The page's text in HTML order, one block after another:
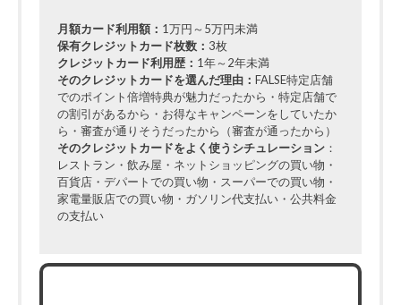
月額カード利用額： 1万円～5万円未満
保有クレジットカード枚数： 3枚
クレジットカード利用歴： 1年～2年未満
そのクレジットカードを選んだ理由：FALSE特定店舗
でのポイント倍増特典が魅力だったから・特定店舗で
の割引があるから・お得なキャンペーンをしていたか
ら・審査が通りそうだったから（審査が通ったから）
そのクレジットカードをよく使うシチュレーション ：
レストラン・飲み屋・ネットショッピングの買い物・
百貨店・デパートでの買い物・スーパーでの買い物・
家電量販店での買い物・ガソリン代支払い・公共料金
の支払い